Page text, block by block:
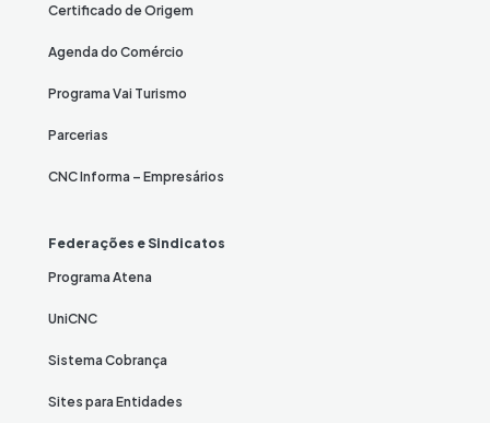
Certificado de Origem
Agenda do Comércio
Programa Vai Turismo
Parcerias
CNC Informa – Empresários
Federações e Sindicatos
Programa Atena
UniCNC
Sistema Cobrança
Sites para Entidades